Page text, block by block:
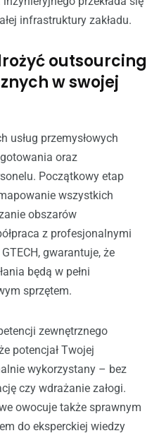
infrastruktury zakładu.
outsourcing
w swojej
usług przemysłowych
oraz
Początkowy etap
wszystkich
obszarów
z profesjonalnymi
gwarantuje, że
będą w pełni
sprzętem.
zewnętrznego
potencjał Twojej
wykorzystany – bez
czy wdrażanie załogi.
owocuje także sprawnym
do eksperckiej wiedzy